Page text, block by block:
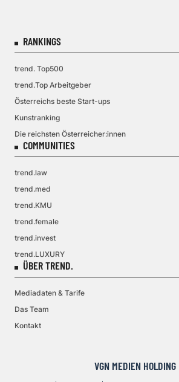
RANKINGS
trend. Top500
trend.Top Arbeitgeber
Österreichs beste Start-ups
Kunstranking
Die reichsten Österreicher:innen
COMMUNITIES
trend.law
trend.med
trend.KMU
trend.female
trend.invest
trend.LUXURY
ÜBER TREND.
Mediadaten & Tarife
Das Team
Kontakt
VGN MEDIEN HOLDING